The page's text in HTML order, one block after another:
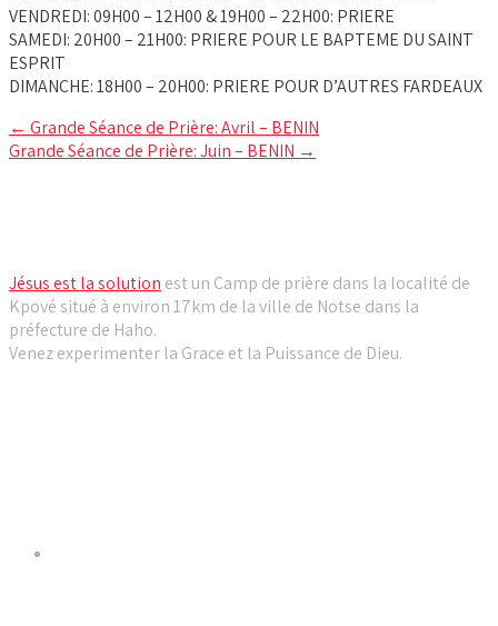
VENDREDI: 09H00 – 12H00 & 19H00 – 22H00: PRIERE
SAMEDI: 20H00 – 21H00: PRIERE POUR LE BAPTEME DU SAINT
ESPRIT
DIMANCHE: 18H00 – 20H00: PRIERE POUR D’AUTRES FARDEAUX
Post
navigation
← Grande Séance de Prière: Avril – BENIN
Grande Séance de Prière: Juin – BENIN →
Jésus est la solution est un Camp de prière dans la localité de
Kpové situé à environ 17km de la ville de Notse dans la
préfecture de Haho.
Venez experimenter la Grace et la Puissance de Dieu.